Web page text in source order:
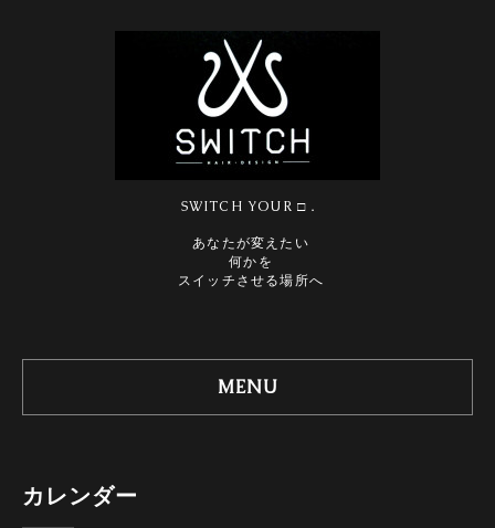
SWITCH YOUR □．
あなたが変えたい
何かを
スイッチさせる場所へ
MENU
カレンダー